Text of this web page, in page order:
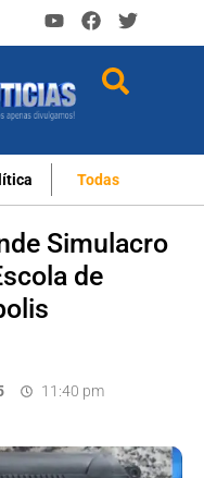
Todas
Simulacro
de
11:40 pm